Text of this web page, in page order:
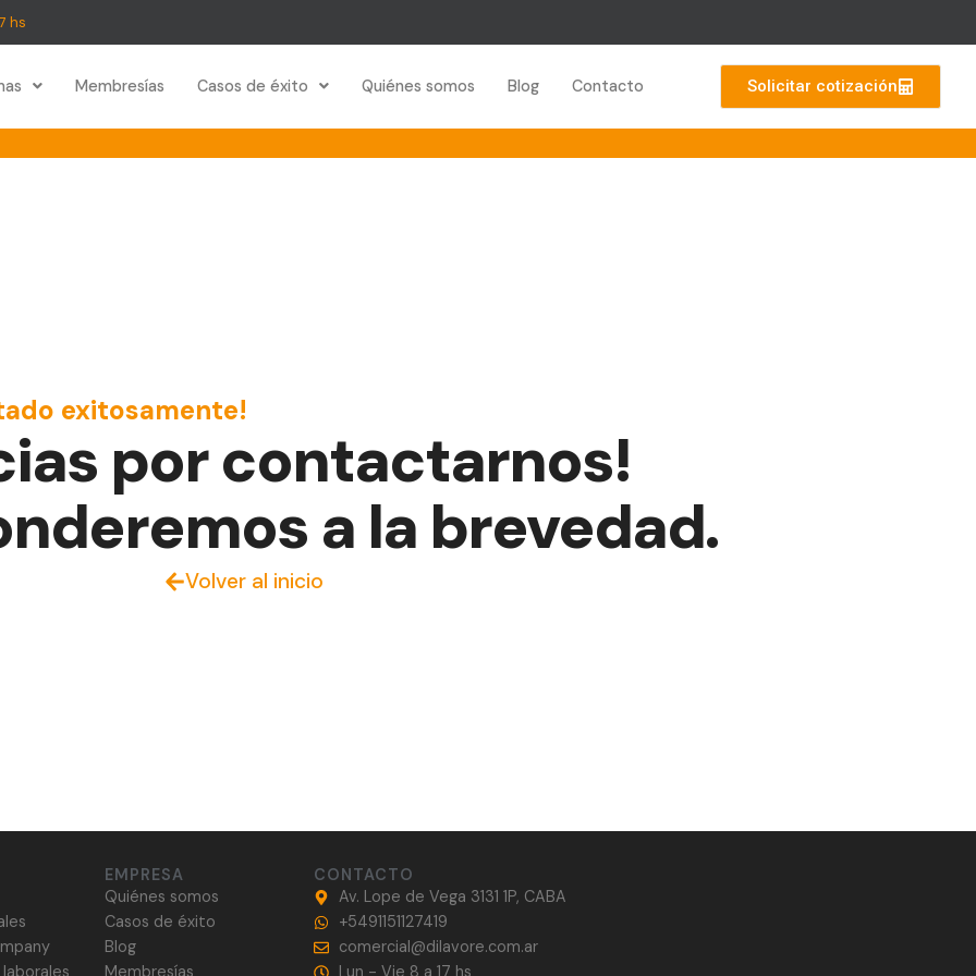
hs
Membresías Casos de éxito Quiénes somos Blog Contacto Solicitar cotización
exitosamente!
por contactarnos!
a la brevedad.
Volver al inicio
EMPRESA
Quiénes somos
Casos de éxito
Blog
Membresías
CONTACTO
Av. Lope de Vega 3131 1P, CABA
+5491151127419
comercial@dilavore.com.ar
Lun - Vie 8 a 17 hs